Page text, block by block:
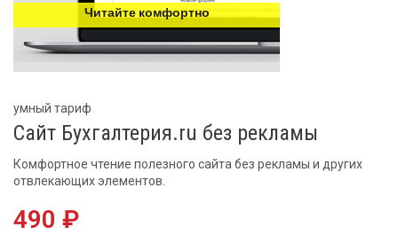
Читайте комфортно
умный тариф
Сайт Бухгалтерия.ru без рекламы
Комфортное чтение полезного сайта без рекламы и других
отвлекающих элементов.
490 ₽